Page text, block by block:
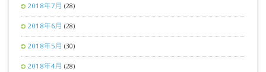
2018年7月 (28)
2018年6月 (28)
2018年5月 (30)
2018年4月 (28)